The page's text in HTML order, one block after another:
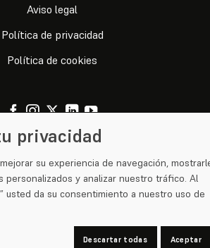
Aviso legal
Política de privacidad
Política de cookies
privacidad
su experiencia de navegación,
personalizados y analizar nuestro tráfico. Al
usted da su consentimiento a nuestro uso de
Descartar todas Aceptar